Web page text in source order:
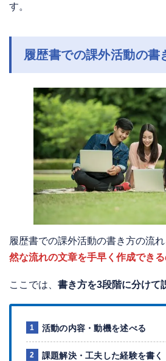
す。
履歴書での課外活動の書
履歴書での課外活動の書き方の流れ
然な流れの文章を手早く作成でき
ここでは、 書き方を3段階に分けて
活動の内容・動機を述べる
課題解決・工夫した経験を書く